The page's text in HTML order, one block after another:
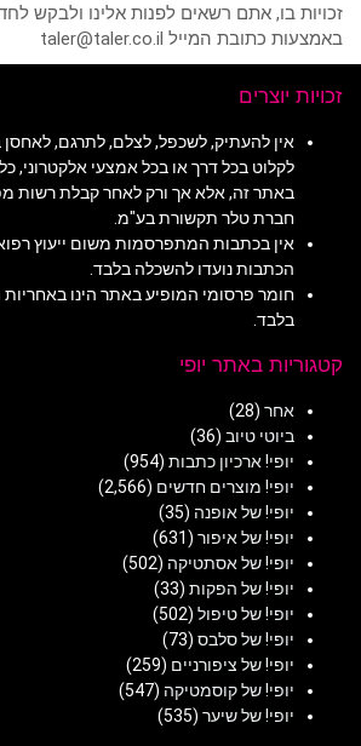
זכויות בו, אתם רשאים לפנות אלינו ולבקש
באמצעות כתובת המייל taler@taler.co.il
זכויות יוצרים
אין להעתיק, לשכפל, לצלם, לתרגם,
לקלוט בכל דרך או בכל אמצעי
באתר זה, אלא אך ורק לאחר קבלת רשות
חברת טלר תקשורת בע"מ.
אין בכתבות המתפרסמות משום ייעוץ
הכתבות נועדו להשכלה בלבד.
חומר פרסומי המופיע באתר הינו
בלבד.
קטגוריות באתר יופי
אחר (28)
ביוטי טיוב (36)
יופי! ארכיון כתבות (954)
יופי! מוצרים חדשים (2,566)
יופי! של אופנה (35)
יופי! של איפור (631)
יופי! של אסתטיקה (502)
יופי! של הפקות (33)
יופי! של טיפול (502)
יופי! של סלבס (73)
יופי! של ציפורניים (259)
יופי! של קוסמטיקה (547)
יופי! של שיער (535)